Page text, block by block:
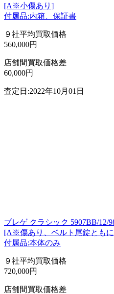
[A※小傷あり]
付属品:内箱、保証書
９社平均買取価格
560,000円
店舗間買取価格差
60,000円
査定日:2022年10月01日
ブレゲ クラシック 5907BB/12/
[A※傷あり、ベルト尾錠とも
付属品:本体のみ
９社平均買取価格
720,000円
店舗間買取価格差